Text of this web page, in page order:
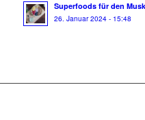
Superfoods für den
26. Januar 2024 - 15:48